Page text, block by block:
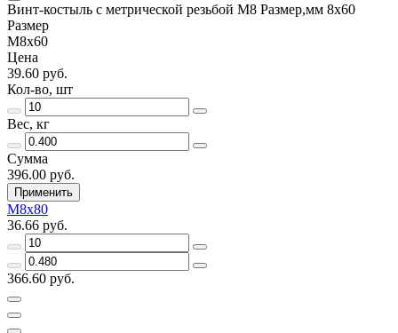
Винт-костыль с метрической резьбой М8 Размер,мм 8х60
Размер
М8х60
Цена
39.60 руб.
Кол-во, шт
Вес, кг
Сумма
396.00 руб.
Применить
М8х80
36.66 руб.
366.60 руб.